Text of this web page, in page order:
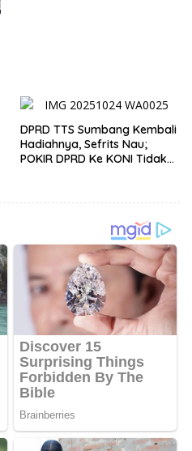
DPRD TTS Sumbang Kembali
Hadiahnya, Sefrits Nau;
POKIR DPRD Ke KONI Tidak